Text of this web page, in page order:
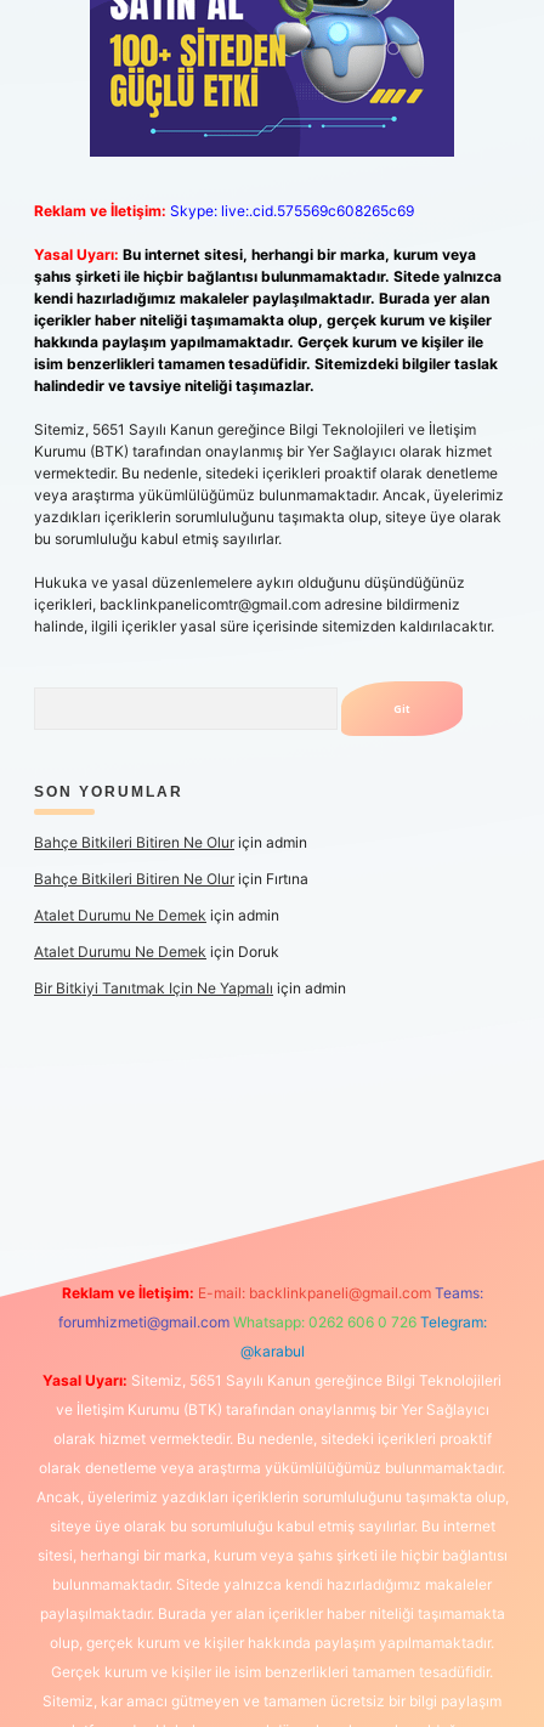
Reklam ve İletişim: Skype: live:.cid.575569c608265c69
Yasal Uyarı: Bu internet sitesi, herhangi bir marka, kurum veya
şahıs şirketi ile hiçbir bağlantısı bulunmamaktadır. Sitede yalnızca
kendi hazırladığımız makaleler paylaşılmaktadır. Burada yer alan
içerikler haber niteliği taşımamakta olup, gerçek kurum ve kişiler
hakkında paylaşım yapılmamaktadır. Gerçek kurum ve kişiler ile
isim benzerlikleri tamamen tesadüfidir. Sitemizdeki bilgiler taslak
halindedir ve tavsiye niteliği taşımazlar.
Sitemiz, 5651 Sayılı Kanun gereğince Bilgi Teknolojileri ve İletişim
Kurumu (BTK) tarafından onaylanmış bir Yer Sağlayıcı olarak hizmet
vermektedir. Bu nedenle, sitedeki içerikleri proaktif olarak denetleme
veya araştırma yükümlülüğümüz bulunmamaktadır. Ancak, üyelerimiz
yazdıkları içeriklerin sorumluluğunu taşımakta olup, siteye üye olarak
bu sorumluluğu kabul etmiş sayılırlar.
Hukuka ve yasal düzenlemelere aykırı olduğunu düşündüğünüz
içerikleri, backlinkpanelicomtr@gmail.com adresine bildirmeniz
halinde, ilgili içerikler yasal süre içerisinde sitemizden kaldırılacaktır.
SON YORUMLAR
Bahçe Bitkileri Bitiren Ne Oluriçin admin
Bahçe Bitkileri Bitiren Ne Oluriçin Fırtına
Atalet Durumu Ne Demek için admin
Atalet Durumu Ne Demek için Doruk
Bir Bitkiyi Tanıtmak Için Ne Yapmalı için admin
Reklam ve İletişim: E-mail: backlinkpaneli@gmail.com Teams:
forumhizmeti@gmail.com Whatsapp: 0262 606 0 726 Telegram:
@karabul
Yasal Uyarı: Sitemiz, 5651 Sayılı Kanun gereğince Bilgi Teknolojileri
ve İletişim Kurumu (BTK) tarafından onaylanmış bir Yer Sağlayıcı
olarak hizmet vermektedir. Bu nedenle, sitedeki içerikleri proaktif
olarak denetleme veya araştırma yükümlülüğümüz bulunmamaktadır.
Ancak, üyelerimiz yazdıkları içeriklerin sorumluluğunu taşımakta olup,
siteye üye olarak bu sorumluluğu kabul etmiş sayılırlar. Bu internet
sitesi, herhangi bir marka, kurum veya şahıs şirketi ile hiçbir bağlantısı
bulunmamaktadır. Sitede yalnızca kendi hazırladığımız makaleler
paylaşılmaktadır. Burada yer alan içerikler haber niteliği taşımamakta
olup, gerçek kurum ve kişiler hakkında paylaşım yapılmamaktadır.
Gerçek kurum ve kişiler ile isim benzerlikleri tamamen tesadüfidir.
Sitemiz, kar amacı gütmeyen ve tamamen ücretsiz bir bilgi paylaşım